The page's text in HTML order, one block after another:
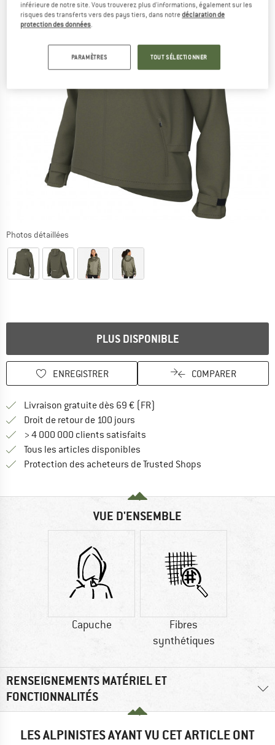
Photos détaillées
PLUS DISPONIBLE
ENREGISTRER COMPARER
Livraison gratuite dès 69 € (FR)
Droit de retour de 100 jours
> 4 000 000 clients satisfaits
Tous les articles disponibles
Protection des acheteurs de Trusted Shops
VUE D'ENSEMBLE
Capuche
Fibres
synthétiques
RENSEIGNEMENTS MATÉRIEL ET
FONCTIONNALITÉS
LES ALPINISTES AYANT VU CET ARTICLE ONT
inférieure de notre site. Vous trouverez plus d'informations, également sur les
risques des transferts vers des pays tiers, dans notredéclaration de
protection des données.
PARAMÈTRES TOUT SÉLECTIONNER